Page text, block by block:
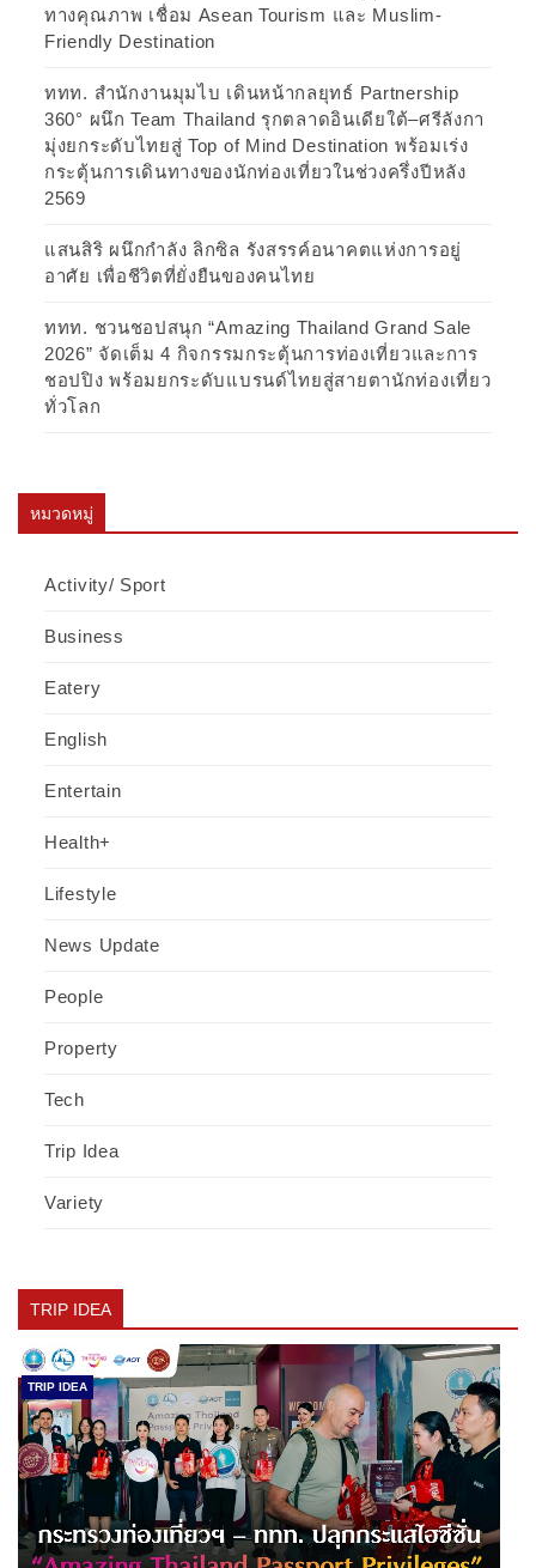
ทางคุณภาพ เชื่อม Asean Tourism และ Muslim-
Friendly Destination
ททท. สำนักงานมุมไบ เดินหน้ากลยุทธ์ Partnership
360° ผนึก Team Thailand รุกตลาดอินเดียใต้–ศรีลังกา
มุ่งยกระดับไทยสู่ Top of Mind Destination พร้อมเร่ง
กระตุ้นการเดินทางของนักท่องเที่ยวในช่วงครึ่งปีหลัง
2569
แสนสิริ ผนึกกำลัง ลิกซิล รังสรรค์อนาคตแห่งการอยู่
อาศัย เพื่อชีวิตที่ยั่งยืนของคนไทย
ททท. ชวนชอปสนุก “Amazing Thailand Grand Sale
2026” จัดเต็ม 4 กิจกรรมกระตุ้นการท่องเที่ยวและการ
ชอปปิง พร้อมยกระดับแบรนด์ไทยสู่สายตานักท่องเที่ยว
ทั่วโลก
หมวดหมู่
Activity/ Sport
Business
Eatery
English
Entertain
Health+
Lifestyle
News Update
People
Property
Tech
Trip Idea
Variety
TRIP IDEA
TRIP IDEA